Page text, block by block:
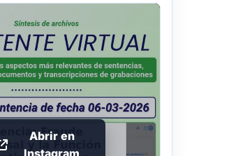
Abrir en
Instagram